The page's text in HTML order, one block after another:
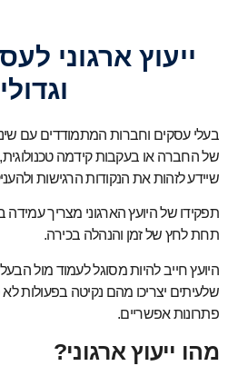
ייעוץ ארגוני
בעלי עסקים וחברות המתמודדים עם
של החברה או בעקבות קידמה טכנולוגית,
שיידע לזהות את הנקודות הרגישות
תפקידו של היועץ הארגוני מצריך עמידה
תחת לחץ של זמן והנהלה בכירה.
היועץ חייב להיות מסוגל לעמוד מול
שלעיתים יצריכו מהם נקיטה בפעולות
פתרונות אפשריים.
מהו ייעוץ ארגוני?